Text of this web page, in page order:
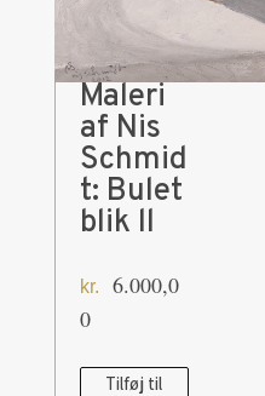
Maleri
af Nis
Schmid
t: Bulet
blik ll
kr.
6.000,0
0
MaleriTilføj til